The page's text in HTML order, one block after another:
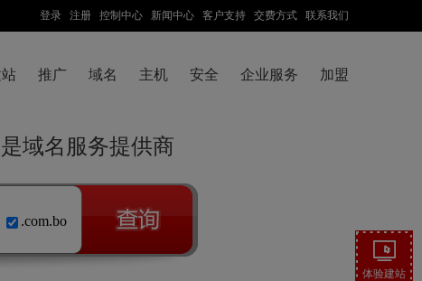
登录 注册 控制中心 新闻中心 客户支持 交费方式 联系我们
推广 域名 主机 安全 企业服务 加盟
是域名服务提供商
.com.bo
体验建站